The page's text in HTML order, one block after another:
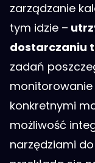
zarządzanie
tym idzie –
dostarczaniu
zadań
konkretnymi
możliwość
narzędziami